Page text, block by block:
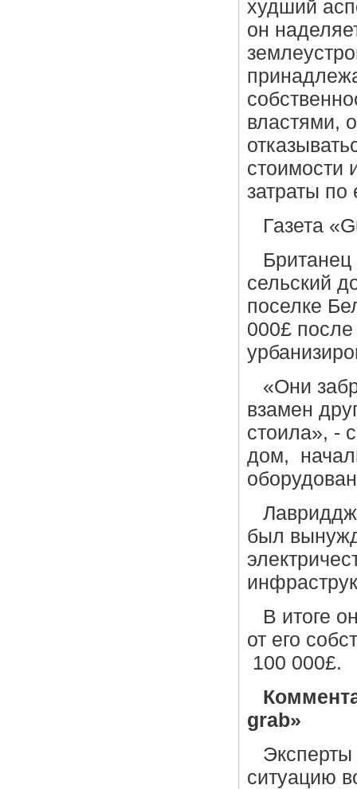
худший
он
властями,
стоимости
затраты по
Газета
сельский
поселке
000£
«Они
взамен
стоила», -
дом,
был
В итоге
от его
100 000£.
grab»
ситуацию